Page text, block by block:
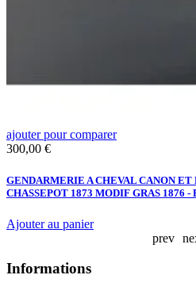
ajouter pour comparer
Prix
300,00 €
GENDARMERIE A CHEVAL CANON ET
CHASSEPOT 1873 MODIF GRAS 1876
Ajouter au panier
prev
Informations